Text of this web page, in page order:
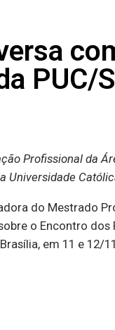
PUC/
Profissional da
do Mestrado
o Encontro
em 11 e 12/